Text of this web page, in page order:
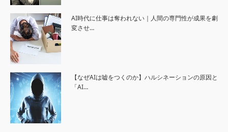
AI時代に仕事は奪われない｜人間の専門性が成果を劇
変させ…
【なぜAIは嘘をつくのか】ハルシネーションの原因と
「AI…